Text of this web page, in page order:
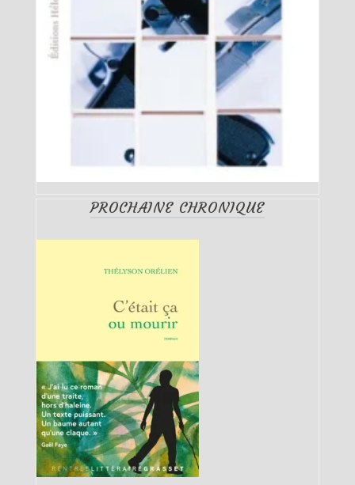
PROCHAINE CHRONIQUE